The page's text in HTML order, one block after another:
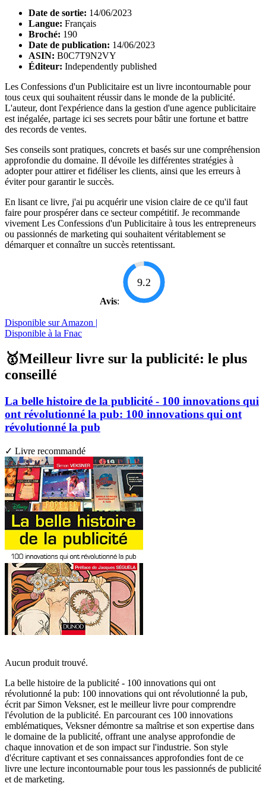
Date de sortie: 14/06/2023
Langue: Français
Broché: 190
Date de publication: 14/06/2023
ASIN: B0C7T9N2VY
Éditeur: Independently published
Les Confessions d'un Publicitaire est un livre incontournable pour
tous ceux qui souhaitent réussir dans le monde de la publicité.
L'auteur, dont l'expérience dans la gestion d'une agence publicitaire
est inégalée, partage ici ses secrets pour bâtir une fortune et battre
des records de ventes.
Ses conseils sont pratiques, concrets et basés sur une compréhension
approfondie du domaine. Il dévoile les différentes stratégies à
adopter pour attirer et fidéliser les clients, ainsi que les erreurs à
éviter pour garantir le succès.
En lisant ce livre, j'ai pu acquérir une vision claire de ce qu'il faut
faire pour prospérer dans ce secteur compétitif. Je recommande
vivement Les Confessions d'un Publicitaire à tous les entrepreneurs
ou passionnés de marketing qui souhaitent véritablement se
démarquer et connaître un succès retentissant.
Avis:
9.2
Disponible sur Amazon |
Disponible à la Fnac
🥇Meilleur livre sur la publicité: le plus
conseillé
La belle histoire de la publicité - 100 innovations qui
ont révolutionné la pub: 100 innovations qui ont
révolutionné la pub
✓ Livre recommandé
Aucun produit trouvé.
La belle histoire de la publicité - 100 innovations qui ont
révolutionné la pub: 100 innovations qui ont révolutionné la pub,
écrit par Simon Veksner, est le meilleur livre pour comprendre
l'évolution de la publicité. En parcourant ces 100 innovations
emblématiques, Veksner démontre sa maîtrise et son expertise dans
le domaine de la publicité, offrant une analyse approfondie de
chaque innovation et de son impact sur l'industrie. Son style
d'écriture captivant et ses connaissances approfondies font de ce
livre une lecture incontournable pour tous les passionnés de publicité
et de marketing.